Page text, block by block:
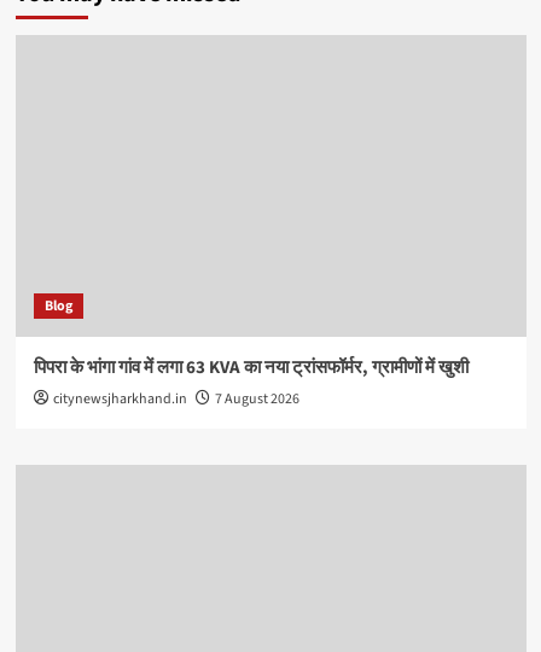
Blog
पिपरा के भांगा गांव में लगा 63 KVA का नया ट्रांसफॉर्मर, ग्रामीणों में खुशी
citynewsjharkhand.in 7 August 2026